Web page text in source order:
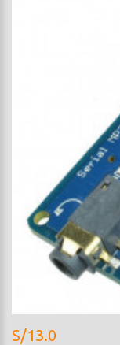
S/13.0